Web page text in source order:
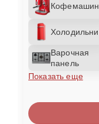
Варочная
панель
Показать еще